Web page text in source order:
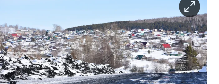
berlin
nord
wahrheit